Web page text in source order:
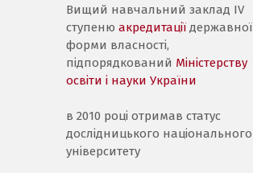
Вищий навчальний заклад IV
ступеню акредитації державної
форми власності,
підпорядкований Міністерству
освіти і науки України
в 2010 році отримав статус
дослідницького національного
університету